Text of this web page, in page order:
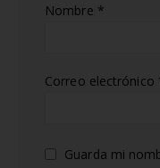
Nombre *
Correo electrónico
Guarda mi